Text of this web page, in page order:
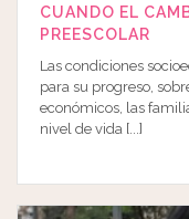
CUANDO EL
PREESCOLAR
Las condiciones
para su progreso,
económicos, las
nivel de vida [...]